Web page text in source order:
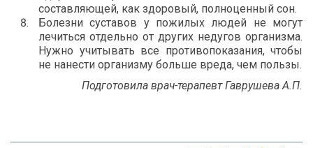
составляющей, как здоровый, полноценный сон.
Болезни суставов у пожилых людей не могут
лечиться отдельно от других недугов организма.
Нужно учитывать все противопоказания, чтобы
не нанести организму больше вреда, чем пользы.
Подготовила врач-терапевт Гаврушева А.П.